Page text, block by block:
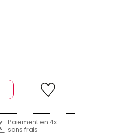
Paiement en 4x
sans frais